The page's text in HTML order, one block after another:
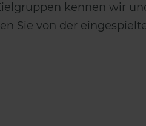
kennen wir
Sie von der